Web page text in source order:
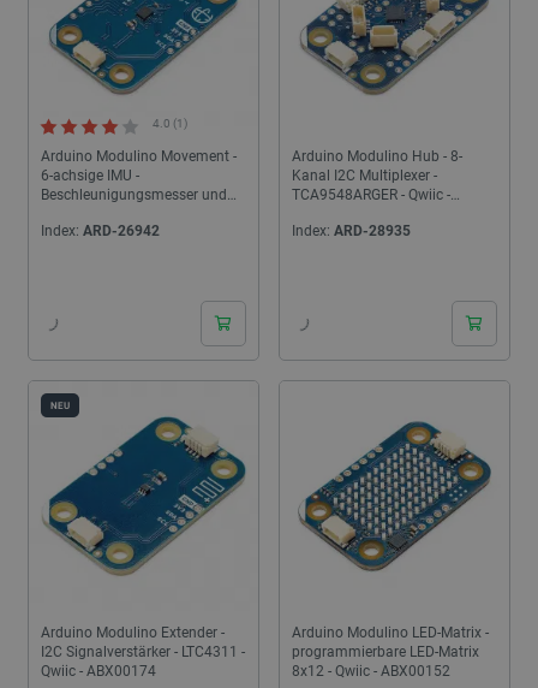
Arduino Modulino Movement -
6-achsige IMU -
Beschleunigungsmesser und
Qwiic - ABX00101
4.0 (1)
Index: ARD-26942
Arduino Modulino Hub - 8-
Kanal I2C Multiplexer -
TCA9548ARGER - Qwiic -
Index: ARD-28935
Arduino Modulino Extender -
I2C Signalverstärker - LTC4311 -
Qwiic - ABX00174
NEU
Arduino Modulino LED-Matrix -
programmierbare LED-Matrix
8x12 - Qwiic - ABX00152